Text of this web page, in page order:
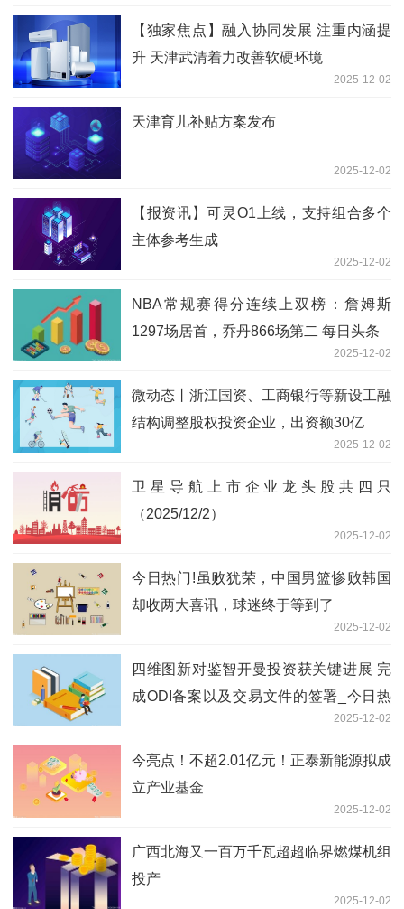
【独家焦点】融入协同发展 注重内涵提
升 天津武清着力改善软硬环境
2025-12-02
天津育儿补贴方案发布
2025-12-02
【报资讯】可灵O1上线，支持组合多个
主体参考生成
2025-12-02
NBA常规赛得分连续上双榜：詹姆斯
1297场居首，乔丹866场第二 每日头条
2025-12-02
微动态丨浙江国资、工商银行等新设工融
结构调整股权投资企业，出资额30亿
2025-12-02
卫星导航上市企业龙头股共四只
（2025/12/2）
2025-12-02
今日热门!虽败犹荣，中国男篮惨败韩国
却收两大喜讯，球迷终于等到了
2025-12-02
四维图新对鉴智开曼投资获关键进展 完
成ODI备案以及交易文件的签署_今日热
2025-12-02
今亮点！不超2.01亿元！正泰新能源拟成
立产业基金
2025-12-02
广西北海又一百万千瓦超超临界燃煤机组
投产
2025-12-02